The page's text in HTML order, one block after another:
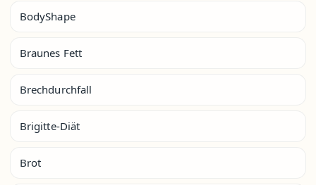
BodyShape
Braunes Fett
Brechdurchfall
Brigitte-Diät
Brot